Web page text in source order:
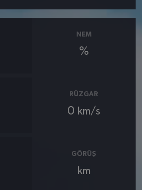
NEM
%
RÜZGAR
0 km/s
GÖRÜŞ
km